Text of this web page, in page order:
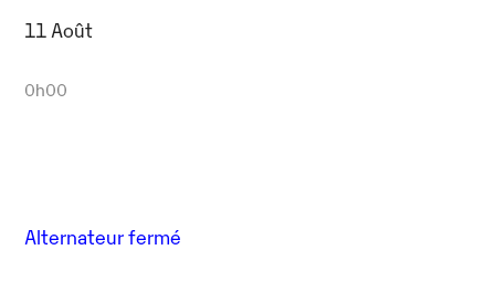
11 Août
0h00
Alternateur fermé